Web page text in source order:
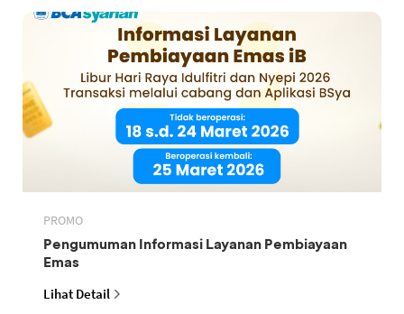
PROMO
Pengumuman Informasi Layanan Pembiayaan
Emas
Lihat Detail